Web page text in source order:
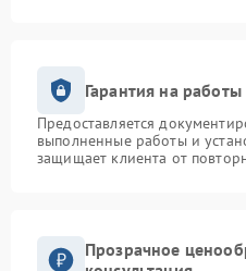
Гарантия на работы
Предоставляется
выполненные работы и
защищает клиента от
Прозрачное